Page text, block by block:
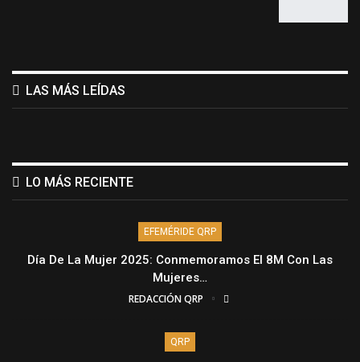
LAS MÁS LEÍDAS
LO MÁS RECIENTE
EFEMÉRIDE QRP
Día De La Mujer 2025: Conmemoramos El 8M Con Las
Mujeres…
REDACCIÓN QRP
QRP